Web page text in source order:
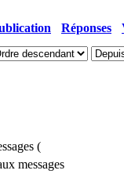
Réponses
(
messages